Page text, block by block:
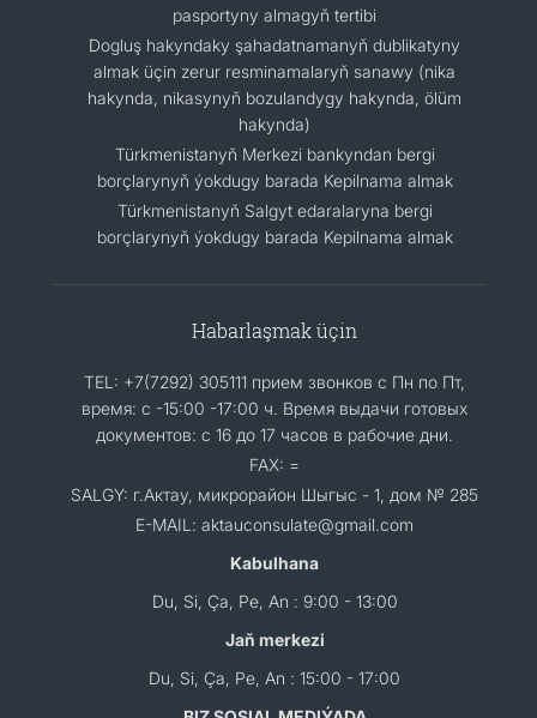
pasportyny almagyň tertibi
Dogluş hakyndaky şahadatnamanyň dublikatyny
almak üçin zerur resminamalaryň sanawy (nika
hakynda, nikasynyň bozulandygy hakynda, ölüm
hakynda)
Türkmenistanyň Merkezi bankyndan bergi
borçlarynyň ýokdugy barada Kepilnama almak
Türkmenistanyň Salgyt edaralaryna bergi
borçlarynyň ýokdugy barada Kepilnama almak
Habarlaşmak üçin
TEL: +7(7292) 305111 прием звонков с Пн по Пт,
время: с -15:00 -17:00 ч. Время выдачи готовых
документов: с 16 до 17 часов в рабочие дни.
FAX: =
SALGY: г.Актау, микрорайон Шыгыс - 1, дом № 285
E-MAIL: aktauconsulate@gmail.com
Kabulhana
Du, Si, Ça, Pe, An : 9:00 - 13:00
Jaň merkezi
Du, Si, Ça, Pe, An : 15:00 - 17:00